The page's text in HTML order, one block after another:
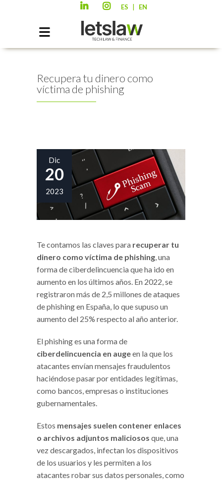
ES EN
Recupera tu dinero como
víctima de phishing
Dic
20
2023
Te contamos las claves para recuperar tu
dinero como víctima de phishing, una
forma de ciberdelincuencia que ha ido en
aumento en los últimos años. En 2022, se
registraron más de 2,5 millones de ataques
de phishing en España, lo que supuso un
aumento del 25% respecto al año anterior.
El phishing es una forma de
ciberdelincuencia en augeen la que los
atacantes envían mensajes fraudulentos
haciéndose pasar por entidades legítimas,
como bancos, empresas o instituciones
gubernamentales.
Estos mensajes suelen contener enlaces
o archivos adjuntos maliciosos que, una
vez descargados, infectan los dispositivos
de los usuarios y les permiten a los
atacantes robar sus datos personales, como